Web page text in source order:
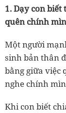
1. Dạy con
quên chính
Một người
sinh bản thân
bằng giữa việc
nghe chính
Khi con biết